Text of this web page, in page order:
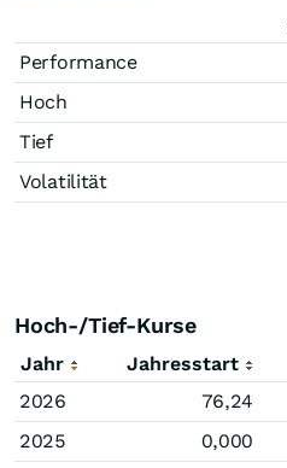
Performance
Hoch
Tief
Volatilität
Hoch-/Tief-Kurse
Jahr Jahresstart
2026
76,24
2025
0,000